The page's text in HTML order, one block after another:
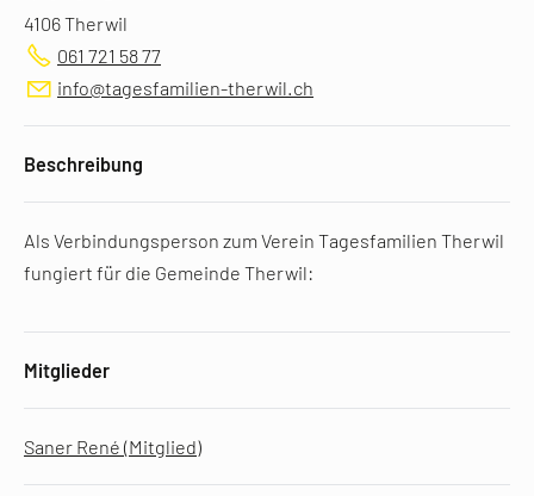
4106 Therwil
061 721 58 77
info@tagesfamilien-therwil.ch
Beschreibung
Als Verbindungsperson zum Verein Tagesfamilien Therwil
fungiert für die Gemeinde Therwil:
Mitglieder
Saner René (Mitglied)